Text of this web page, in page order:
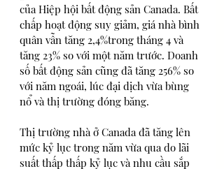
của Hiệp hội bất động sản Canada. Bất
chấp hoạt động suy giảm, giá nhà bình
quân vẫn tăng 2,4%trong tháng 4 và
tăng 23% so với một năm trước. Doanh
số bất động sản cũng đã tăng 256% so
với năm ngoái, lúc đại dịch vừa bùng
nổ và thị trường đóng băng.
Thị trường nhà ở Canada đã tăng lên
mức kỷ lục trong năm vừa qua do lãi
suất thấp thấp kỷ lục và nhu cầu sắp